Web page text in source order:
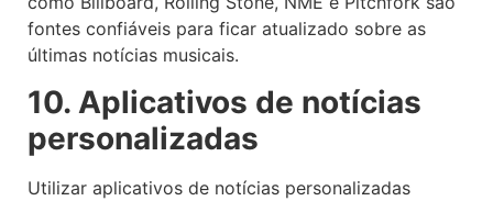
fontes confiáveis para ficar atualizado sobre as
últimas notícias musicais.
10. Aplicativos de notícias
personalizadas
Utilizar aplicativos de notícias personalizadas